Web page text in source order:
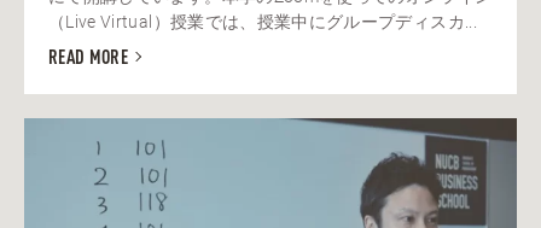
（Live Virtual）授業では、授業中にグループディスカ...
READ MORE